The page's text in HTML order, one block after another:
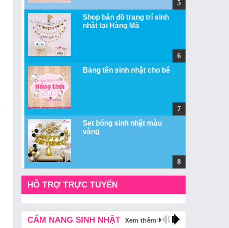
Shop bán đồ trang trí sinh
nhật tại Hàng Mã
Bảng tên sinh nhật cho bé
Set bóng sinh nhật màu
vàng
HỖ TRỢ TRỰC TUYẾN
CẨM NANG SINH NHẬT Xem thêm